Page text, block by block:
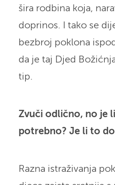
šira rodbina koja,
doprinos. I tako se
bezbroj poklona
da je taj Djed
tip.
Zvuči odlično, no je
potrebno? Je li to
Razna istraživanja